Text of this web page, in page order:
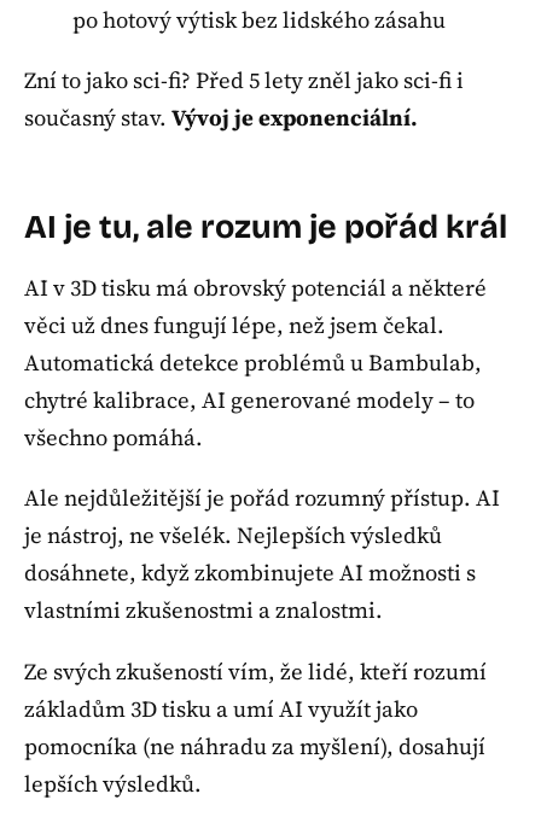
po hotový výtisk bez lidského zásahu
Zní to jako sci-fi? Před 5 lety zněl jako sci-fi i
současný stav. Vývoj je exponenciální.
AI je tu, ale rozum je pořád král
AI v 3D tisku má obrovský potenciál a některé
věci už dnes fungují lépe, než jsem čekal.
Automatická detekce problémů u Bambulab,
chytré kalibrace, AI generované modely – to
všechno pomáhá.
Ale nejdůležitější je pořád rozumný přístup. AI
je nástroj, ne všelék. Nejlepších výsledků
dosáhnete, když zkombinujete AI možnosti s
vlastními zkušenostmi a znalostmi.
Ze svých zkušeností vím, že lidé, kteří rozumí
základům 3D tisku a umí AI využít jako
pomocníka (ne náhradu za myšlení), dosahují
lepších výsledků.